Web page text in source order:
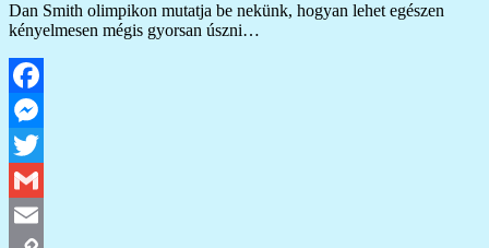
Dan Smith olimpikon mutatja be nekünk, hogyan lehet egészen
kényelmesen mégis gyorsan úszni…
Facebook
Messenger
Twitter
Gmail